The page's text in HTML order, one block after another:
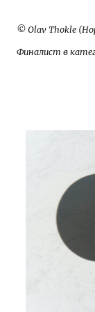
© Olav Thokle
Финалист в